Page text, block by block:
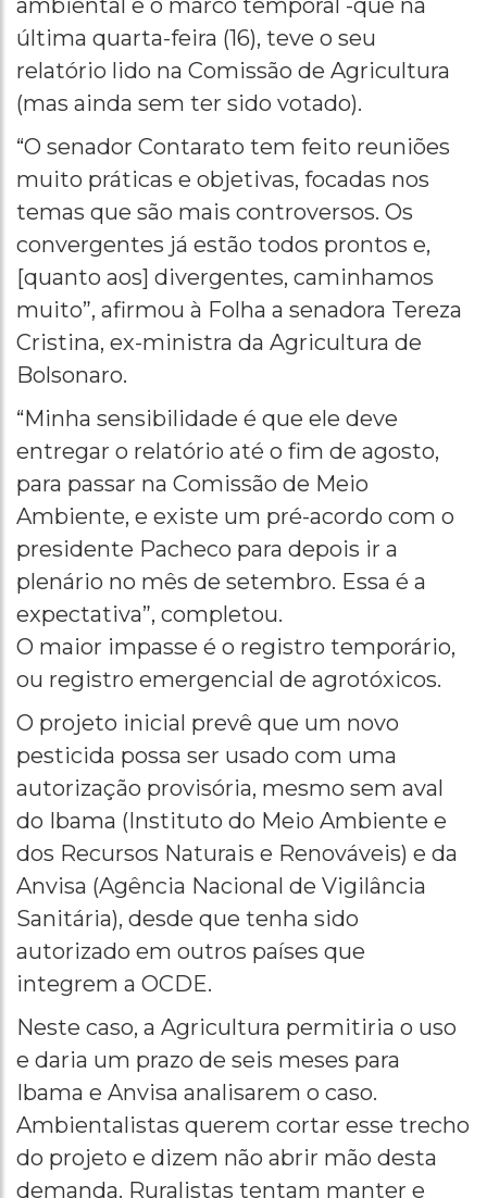
ambiental e o marco temporal -que na
última quarta-feira (16), teve o seu
relatório lido na Comissão de Agricultura
(mas ainda sem ter sido votado).
“O senador Contarato tem feito reuniões
muito práticas e objetivas, focadas nos
temas que são mais controversos. Os
convergentes já estão todos prontos e,
[quanto aos] divergentes, caminhamos
muito”, afirmou à Folha a senadora Tereza
Cristina, ex-ministra da Agricultura de
Bolsonaro.
“Minha sensibilidade é que ele deve
entregar o relatório até o fim de agosto,
para passar na Comissão de Meio
Ambiente, e existe um pré-acordo com o
presidente Pacheco para depois ir a
plenário no mês de setembro. Essa é a
expectativa”, completou.
O maior impasse é o registro temporário,
ou registro emergencial de agrotóxicos.
O projeto inicial prevê que um novo
pesticida possa ser usado com uma
autorização provisória, mesmo sem aval
do Ibama (Instituto do Meio Ambiente e
dos Recursos Naturais e Renováveis) e da
Anvisa (Agência Nacional de Vigilância
Sanitária), desde que tenha sido
autorizado em outros países que
integrem a OCDE.
Neste caso, a Agricultura permitiria o uso
e daria um prazo de seis meses para
Ibama e Anvisa analisarem o caso.
Ambientalistas querem cortar esse trecho
do projeto e dizem não abrir mão desta
demanda. Ruralistas tentam manter e